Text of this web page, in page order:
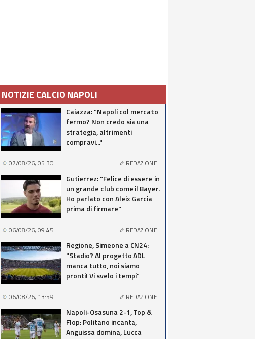
NOTIZIE CALCIO NAPOLI
Caiazza: "Napoli col mercato
fermo? Non credo sia una
strategia, altrimenti
compravi..."
07/08/26, 05:30 REDAZIONE
Gutierrez: "Felice di essere in
un grande club come il Bayer.
Ho parlato con Aleix Garcia
prima di firmare"
06/08/26, 09:45 REDAZIONE
Regione, Simeone a CN24:
"Stadio? Al progetto ADL
manca tutto, noi siamo
pronti! Vi svelo i tempi"
06/08/26, 13:59 REDAZIONE
Napoli-Osasuna 2-1, Top &
Flop: Politano incanta,
Anguissa domina, Lucca